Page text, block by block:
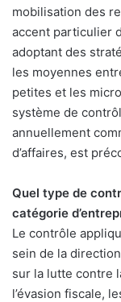
mobilisation des
accent particulier
adoptant des
les moyennes
petites et les
système de
annuellement
d’affaires, est
Quel type de
catégorie
Le contrôle
sein de la
sur la lutte contre
l’évasion fiscale,